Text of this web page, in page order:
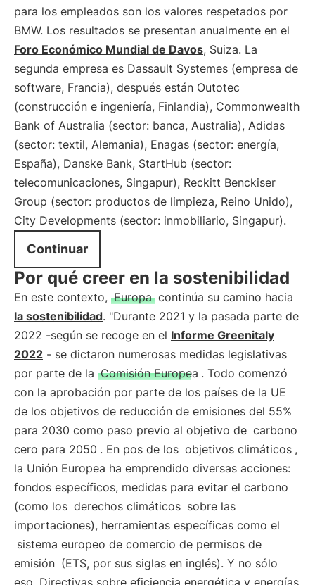
para los empleados son los valores respetados por
BMW. Los resultados se presentan anualmente en el
Foro Económico Mundial de Davos, Suiza. La
segunda empresa es Dassault Systemes (empresa de
software, Francia), después están Outotec
(construcción e ingeniería, Finlandia), Commonwealth
Bank of Australia (sector: banca, Australia), Adidas
(sector: textil, Alemania), Enagas (sector: energía,
España), Danske Bank, StartHub (sector:
telecomunicaciones, Singapur), Reckitt Benckiser
Group (sector: productos de limpieza, Reino Unido),
City Developments (sector: inmobiliario, Singapur).
Continuar
Por qué creer en la sostenibilidad
En este contexto, Europa continúa su camino hacia
la sostenibilidad. "Durante 2021 y la pasada parte de
2022 -según se recoge en el Informe Greenitaly
2022 - se dictaron numerosas medidas legislativas
por parte de la Comisión Europea . Todo comenzó
con la aprobación por parte de los países de la UE
de los objetivos de reducción de emisiones del 55%
para 2030 como paso previo al objetivo de carbono
cero para 2050 . En pos de los objetivos climáticos ,
la Unión Europea ha emprendido diversas acciones:
fondos específicos, medidas para evitar el carbono
(como los derechos climáticos sobre las
importaciones), herramientas específicas como el
sistema europeo de comercio de permisos de
emisión (ETS, por sus siglas en inglés). Y no sólo
eso. Directivas sobre eficiencia energética y energías